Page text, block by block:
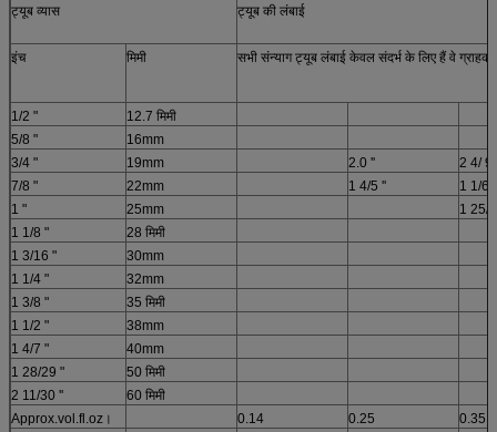
ट्यूब व्यास ट्यूब की लंबाई
इंच मिमी सभी संन्याग ट्यूब लंबाई केवल संदर्भ के लिए हैं वे
1/2 "
12.7 मिमी
5/8 "
16mm
3/4 "
19mm 2.0 ''
2 4/ 9
7/8 "
22mm 1 4/5 ''
1 1/6 ''
1 "
25mm
1 25/
1 1/8 "
28 मिमी
1 3/16 "
30mm
1 1/4 "
32mm
1 3/8 "
35 मिमी
1 1/2 "
38mm
1 4/7 "
40mm
1 28/29 "
50 मिमी
2 11/30 ''
60 मिमी
Approx.vol.fl.oz।
0.14 0.25
0.35